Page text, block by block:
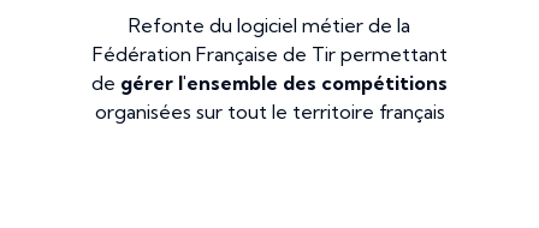
Refonte du logiciel métier de la
Fédération Française de Tir permettant
de gérer l'ensemble des compétitions
organisées sur tout le territoire français